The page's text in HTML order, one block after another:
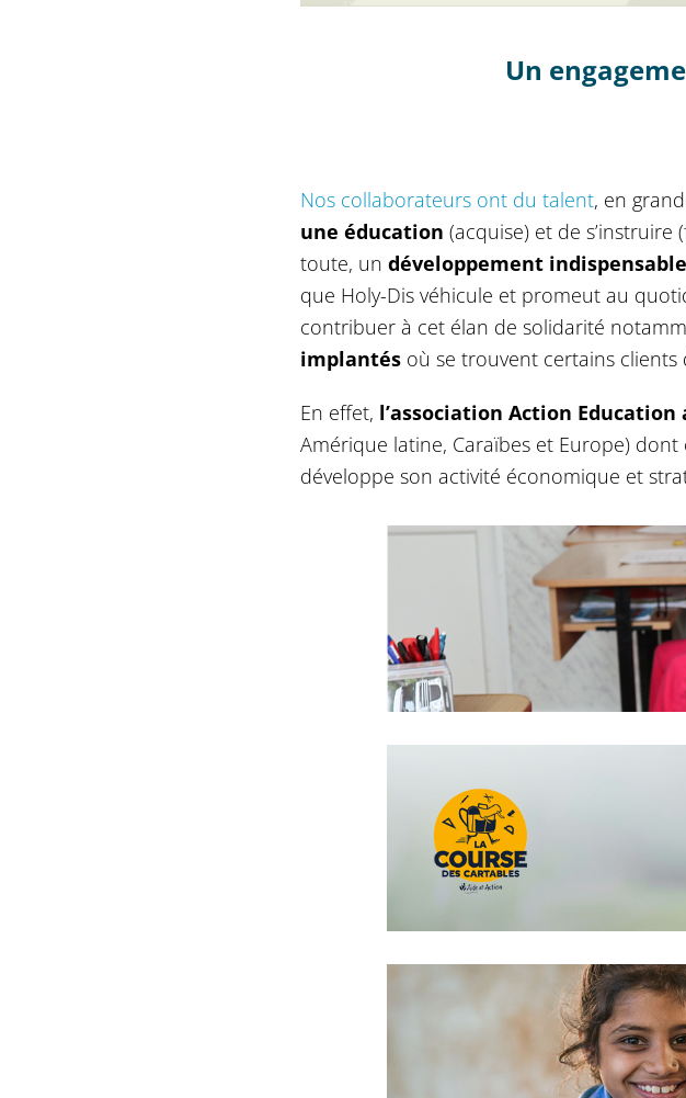
Un
Nos collaborateurs ont du talent, en
une éducation (acquise) et de
toute, un développement
que Holy-Dis véhicule et promeut au
contribuer à cet élan de solidarité
implantésoù se trouvent certains clients
En effet, l’association Action Education
Amérique latine, Caraïbes et Europe)
développe son activité économique et
L’éducation change
Holy-Dis
La Course des
EDUCATION FOR